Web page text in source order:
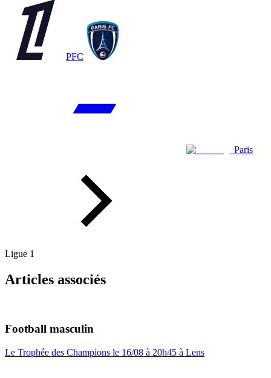
PFC
Paris
Ligue 1
Articles associés
Football masculin
Le Trophée des Champions le 16/08 à 20h45 à Lens